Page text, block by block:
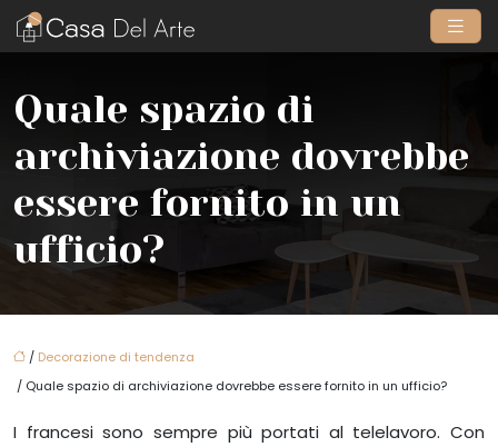
Quale spazio di
archiviazione dovrebbe
essere fornito in un
ufficio?
/ Decorazione di tendenza
/ Quale spazio di archiviazione dovrebbe essere fornito in un ufficio?
I francesi sono sempre più portati al telelavoro. Con